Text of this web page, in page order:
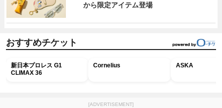
から限定アイテム登場
おすすめチケット
新日本プロレス G1
CLIMAX 36
Cornelius ASKA
[ADVERTISEMENT]